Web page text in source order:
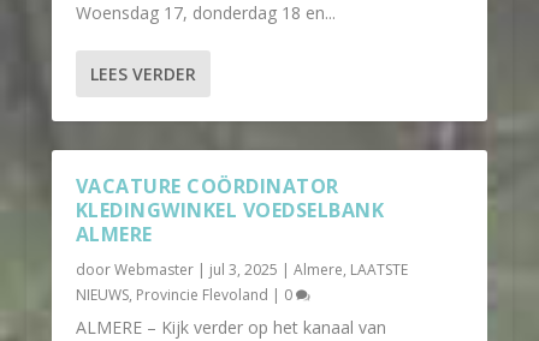
Woensdag 17, donderdag 18 en...
LEES VERDER
VACATURE COÖRDINATOR
KLEDINGWINKEL VOEDSELBANK
ALMERE
doorWebmaster| jul 3, 2025 | Almere, LAATSTE
NIEUWS, Provincie Flevoland | 0
ALMERE – Kijk verder op het kanaal van